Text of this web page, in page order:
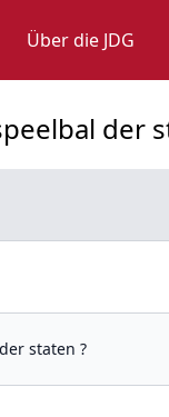
Über die JDG
der
staten ?